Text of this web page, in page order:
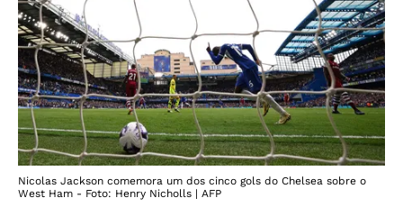
Nicolas Jackson comemora um dos cinco gols do Chelsea sobre o
West Ham - Foto: Henry Nicholls | AFP